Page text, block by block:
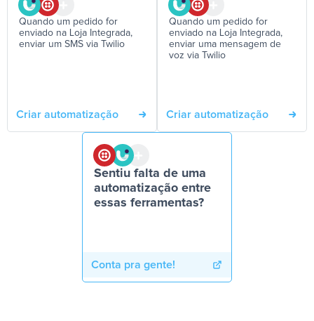
Quando um pedido for
enviado na Loja Integrada,
enviar um SMS via Twilio
Criar automatização
Quando um pedido for
enviado na Loja Integrada,
enviar uma mensagem de
voz via Twilio
Criar automatização
Sentiu falta de uma
automatização entre
essas ferramentas?
Conta pra gente!